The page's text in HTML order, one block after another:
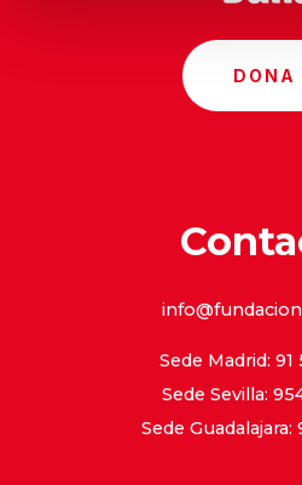
DONA
Sede Madrid: 91
Sede Sevilla:
Sede Guadalajara: